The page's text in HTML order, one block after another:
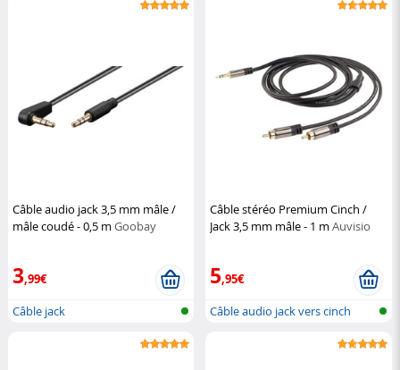
Câble audio jack 3,5 mm mâle /
mâle coudé - 0,5 m Goobay
3,99€
Câble jack
Câble stéréo Premium Cinch /
Jack 3,5 mm mâle - 1 mAuvisio
5,95€
Câble audio jack vers cinch